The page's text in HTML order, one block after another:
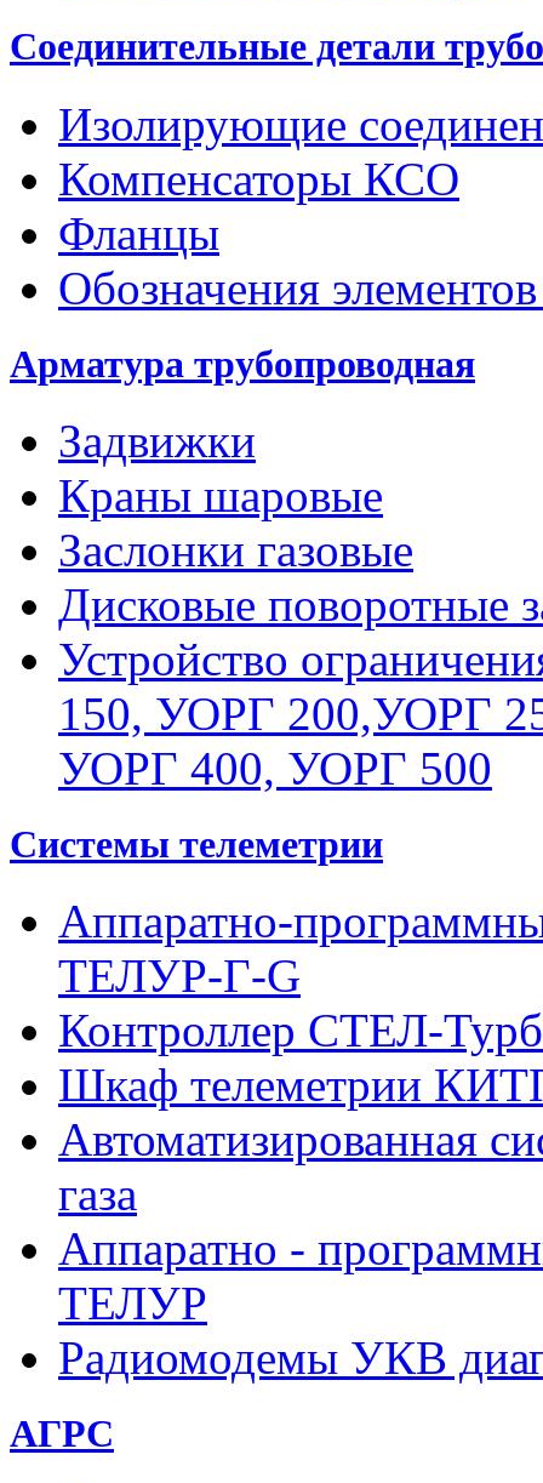
Соединительные детали
Изолирующие
Компенсаторы КСО
Фланцы
Обозначения
Арматура трубопроводная
Задвижки
Краны шаровые
Заслонки газовые
Дисковые поворотные
Устройство
150, УОРГ 200,УОРГ
УОРГ 400, УОРГ 500
Системы телеметрии
Аппаратно-
ТЕЛУР-Г-G
Контроллер СТЕЛ-
Шкаф телеметрии
Автоматизированная
газа
Аппаратно -
ТЕЛУР
Радиомодемы УКВ
АГРС